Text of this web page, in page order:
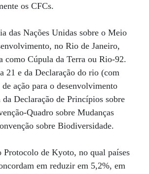
os CFCs.
das Nações Unidas sobre o Meio
no Rio de Janeiro,
como Cúpula da Terra ou Rio-92.
21 e da Declaração do rio (com
ação para o desenvolvimento
Declaração de Princípios sobre
Quadro sobre Mudanças
sobre Biodiversidade.
Protocolo de Kyoto, no qual países
em reduzir em 5,2%, em